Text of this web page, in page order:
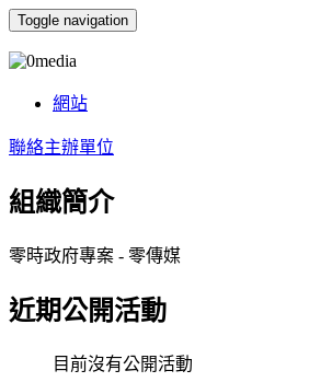
Toggle navigation
網站
聯絡主辦單位
組織簡介
零時政府專案 - 零傳媒
近期公開活動
目前沒有公開活動